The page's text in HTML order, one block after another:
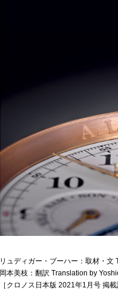
リュディガー・ブーハー：取材・文
岡本美枝：翻訳 Translation by
［クロノス日本版 2021年1月号 掲載